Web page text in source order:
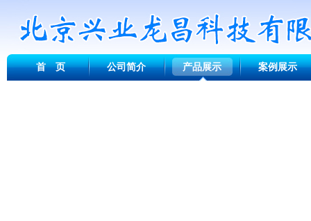
首 页 公司简介 产品展示 案例展示